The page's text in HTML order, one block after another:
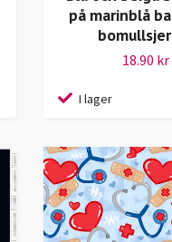
på marinblå
18.90 kr
I lager